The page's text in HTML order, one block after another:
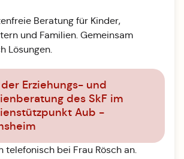
Beratung für Kinder,
und Familien. Gemeinsam
Lösungen.
der Erziehungs- und
des SkF im
Aub -
telefonisch bei Frau Rösch an.